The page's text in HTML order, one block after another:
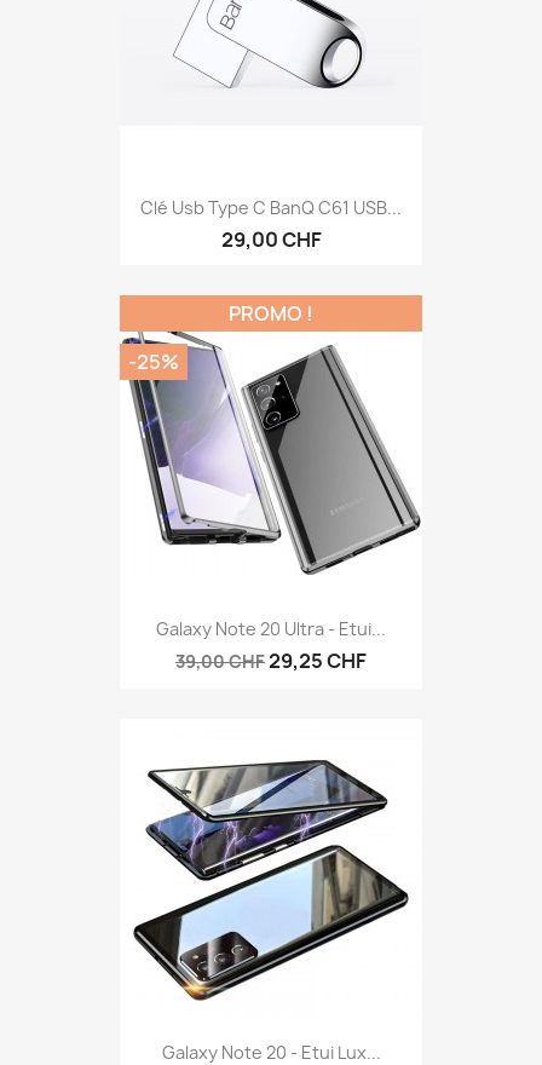
Clé Usb Type C BanQ C61 USB...
29,00 CHF
Galaxy Note 20 Ultra - Etui...
39,00 CHF29,25 CHF
PROMO !
-25%
Galaxy Note 20 - Etui Lux...